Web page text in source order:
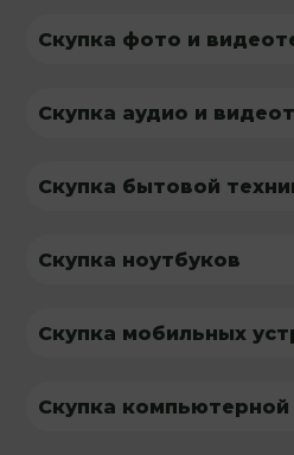
Скупка фото и
Скупка аудио и
Скупка бытовой
Скупка ноутбуков
Скупка мобильных
Скупка компьютерной